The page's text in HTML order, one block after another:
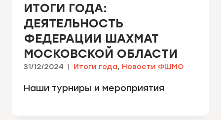
ИТОГИ ГОДА:
ДЕЯТЕЛЬНОСТЬ
ФЕДЕРАЦИИ ШАХМАТ
МОСКОВСКОЙ ОБЛАСТИ
31/12/2024 Итоги года, Новости ФШМО
Наши турниры и мероприятия